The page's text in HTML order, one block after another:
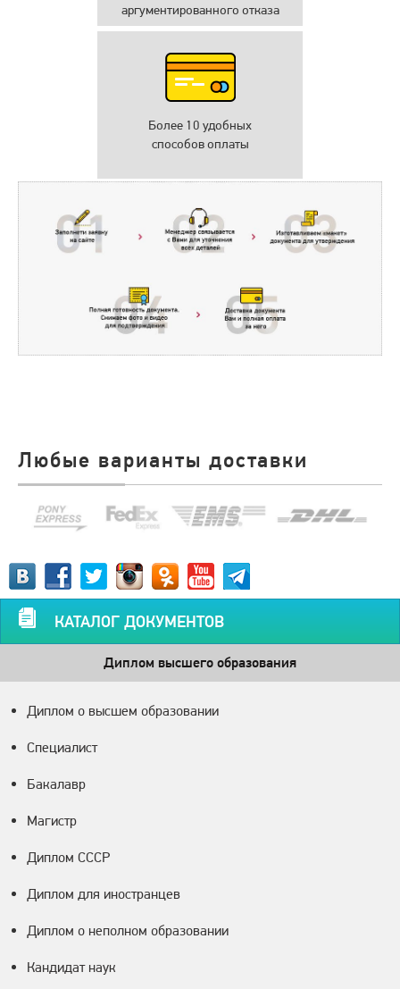
аргументированного отказа
Более 10 удобных
способов оплаты
Любые варианты доставки
КАТАЛОГ ДОКУМЕНТОВ
Диплом высшего образования
Диплом о высшем образовании
Специалист
Бакалавр
Магистр
Диплом СССР
Диплом для иностранцев
Диплом о неполном образовании
Кандидат наук